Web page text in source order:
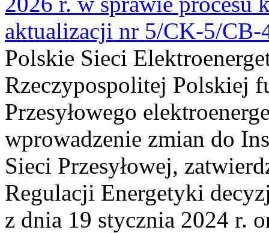
aktualizacji nr 5/CK-5/CB-
Polskie Sieci
Rzeczypospolitej Polskiej
Przesyłowego
wprowadzenie zmian do
Sieci Przesyłowej,
Regulacji Energetyki
z dnia 19 stycznia 2024 r.